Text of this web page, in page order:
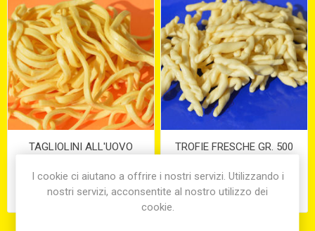
TAGLIOLINI ALL'UOVO
€9,90
TROFIE FRESCHE GR. 500
€8,60
I cookie ci aiutano a offrire i nostri servizi. Utilizzando i
nostri servizi, acconsentite al nostro utilizzo dei
cookie.